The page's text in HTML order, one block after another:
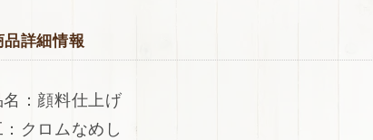
の
数
を
増
品詳細情報
：顔料仕上げ
クロムなめし